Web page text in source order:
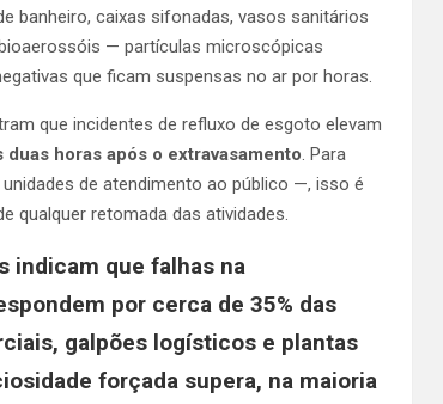
banheiro, caixas sifonadas, vasos sanitários
— partículas microscópicas
que ficam suspensas no ar por horas.
que incidentes de refluxo de esgoto elevam
duas horas após o extravasamento. Para
de atendimento ao público —, isso é
qualquer retomada das atividades.
indicam que falhas na
por cerca de 35% das
galpões logísticos e plantas
forçada supera, na maioria